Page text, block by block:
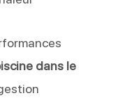
dans le